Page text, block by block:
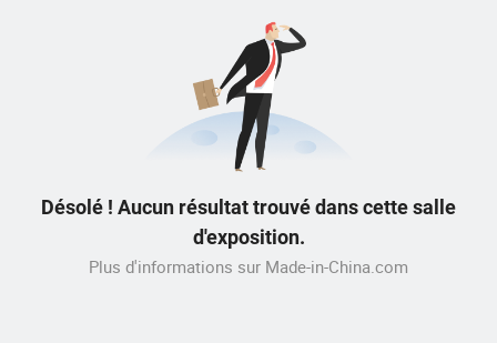
Désolé ! Aucun résultat trouvé dans cette salle
d'exposition.
Plus d'informations sur Made-in-China.com